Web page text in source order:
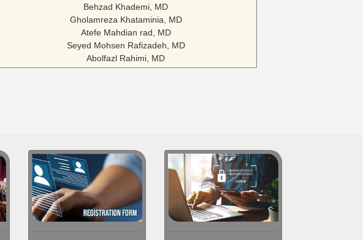
Behzad Khademi, MD
Gholamreza Khataminia, MD
Atefe Mahdian rad, MD
Seyed Mohsen Rafizadeh, MD
Abolfazl Rahimi, MD